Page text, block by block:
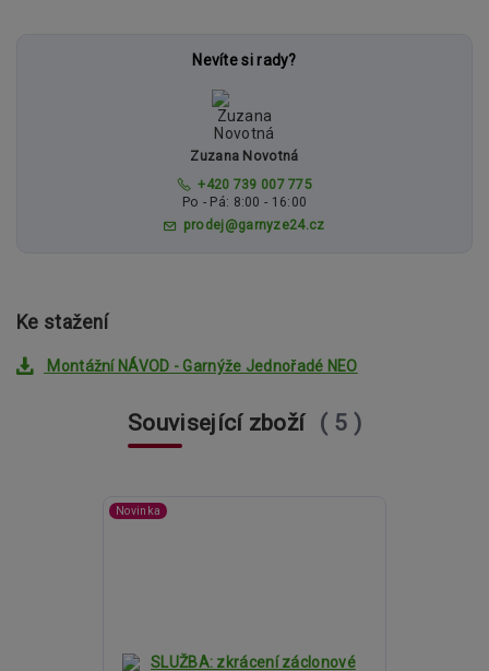
Nevíte si rady?
Zuzana Novotná
+420 739 007 775
Po - Pá: 8:00 - 16:00
prodej@garnyze24.cz
Ke stažení
Montážní NÁVOD - Garnýže Jednořadé NEO
Související zboží 5
Novinka